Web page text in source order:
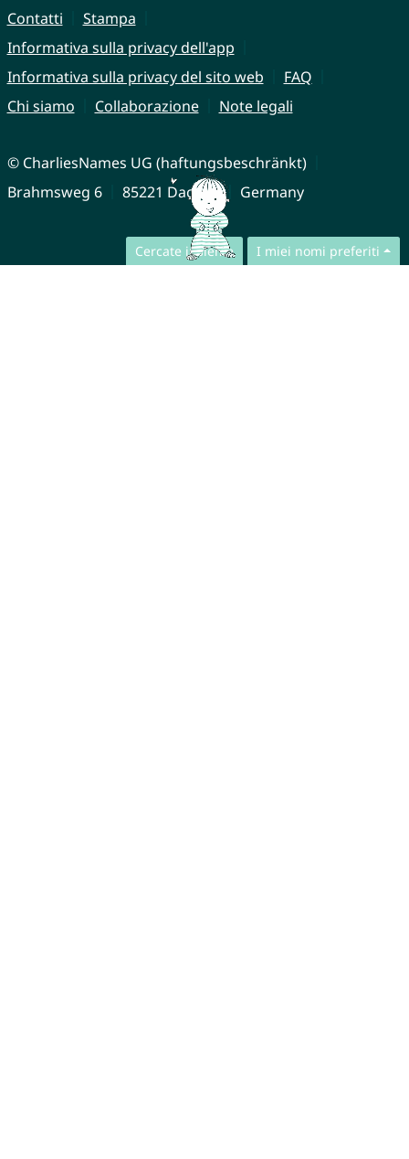
Cercate insieme I miei nomi preferiti
Contatti
Stampa
Informativa sulla privacy dell'app
Informativa sulla privacy del sito web
FAQ
Chi siamo
Collaborazione Note legali
© CharliesNames UG (haftungsbeschränkt)
Brahmsweg 6
85221 Dachau Germany